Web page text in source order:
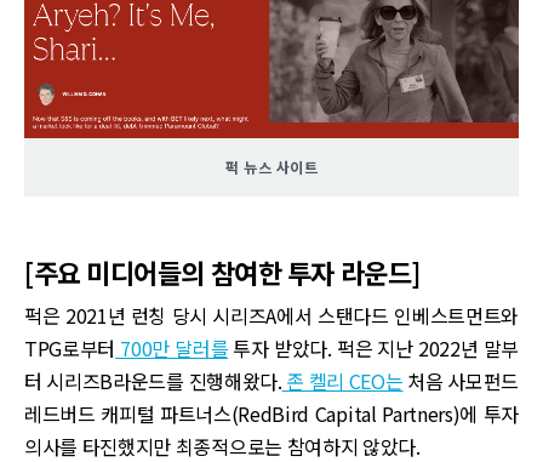
퍽 뉴스 사이트
[주요 미디어들의 참여한 투자 라운드]
퍽은 2021년 런칭 당시 시리즈A에서 스탠다드 인베스트먼트와
TPG로부터 700만 달러를 투자 받았다. 퍽은 지난 2022년 말부
터 시리즈B라운드를 진행해왔다. 존 켈리 CEO는 처음 사모펀드
레드버드 캐피털 파트너스(RedBird Capital Partners)에 투자
의사를 타진했지만 최종적으로는 참여하지 않았다.